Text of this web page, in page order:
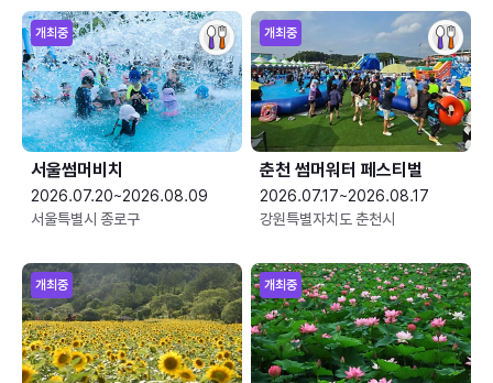
개최중
서울썸머비치
2026.07.20~2026.08.09
서울특별시 종로구
개최중
춘천 썸머워터 페스티벌
2026.07.17~2026.08.17
강원특별자치도 춘천시
개최중 개최중